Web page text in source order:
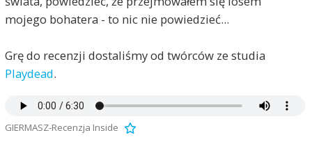
mojego bohatera - to nic nie powiedzieć...
Grę do recenzji dostaliśmy od twórców ze studia
Playdead.
GIERMASZ-Recenzja Inside